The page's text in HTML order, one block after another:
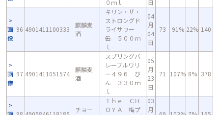
０ｍｌ
日
画
像
96 4901411100333
麒麟麦
酒
キリン・ザ・
ストロングド
ライサワー
缶 ５００ｍ
ｌ
04
月
04
日
73 91% 22% 140
画
像
97 4901411051574
麒麟麦
酒
スプリングバ
レーブルワリ
ー４９６ び
ん ３３０ｍ
ｌ
05
月
23
日
71 107% 8% 378
チョー
Ｔｈｅ ＣＨ
ＯＹＡ 梅プ
03
月